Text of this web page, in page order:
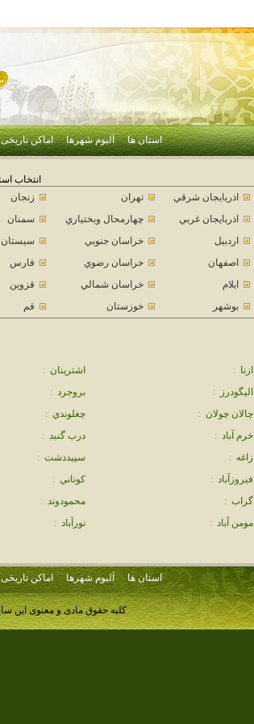
استان ها آلبوم شهرها اماکن تاریخی
انتخاب
اذربايجان شرقي
تهران زنجان
اذربايجان غربي
چهارمحال وبختياري سمنان
اردبيل
خراسان جنوبي سيستان
اصفهان
خراسان رضوي فارس
ايلام
خراسان شمالي قزوين
بوشهر
خوزستان قم
ازنا : اشترينان :
اليگودرز
: بروجرد :
چالان چولان : چغلوندي :
خرم آباد : درب گنبد :
زاغه : سپيددشت :
فيروزآباد : كوناني :
گراب : محمودوند :
مومن آباد : نورآباد :
استان ها آلبوم شهرها اماکن تاریخی
کلیه حقوق مادی و معنوی این